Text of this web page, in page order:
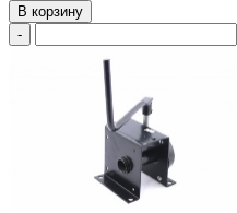
В корзину
-